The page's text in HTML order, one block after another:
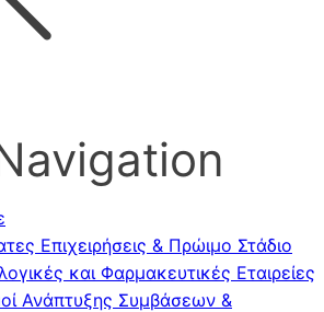
Επιχειρήσεις & Πρώιμο Στάδιο
και Φαρμακευτικές Εταιρείες
Ανάπτυξης Συμβάσεων &